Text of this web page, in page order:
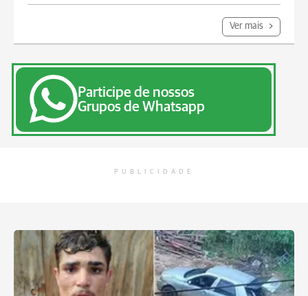
Ver mais
Participe de nossos
Grupos de Whatsapp
PUBLICIDADE